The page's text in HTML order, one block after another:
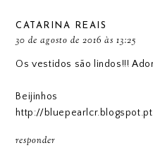
CATARINA REAIS
30 de agosto de 2016 às 13:25
Os vestidos são lindos!!!
Beijinhos
http://bluepearlcr.blogspot.pt
responder